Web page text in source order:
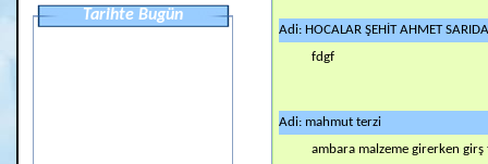
Tarihte Bugün
Adi: HOCALAR ŞEHİT AHMET
fdgf
Adi: mahmut terzi
ambara malzeme girerken